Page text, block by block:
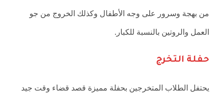
من بهجة وسرور على وجه الأطفال وكذلك الخروج من جو
العمل والروتين بالنسبة للكبار.
حفلة التخرج
يحتفل الطلاب المتخرجين بحفلة مميزة قصد قضاء وقت جيد